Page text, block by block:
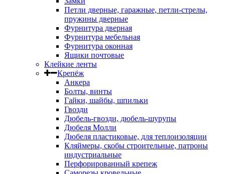
Петли дверные, гаражные, петли-стрелы,
пружины дверные
Фурнитура дверная
Фурнитура мебельная
Фурнитура оконная
Ящики почтовые
Клейкие ленты
Крепёж
Анкера
Болты, винты
Гайки, шайбы, шпильки
Гвозди
Дюбель-гвозди, дюбель-шурупы
Дюбеля Молли
Дюбеля пластиковые, для теплоизоляции
Кляймеры, скобы строительные, патроны
индустриальные
Перфорированный крепеж